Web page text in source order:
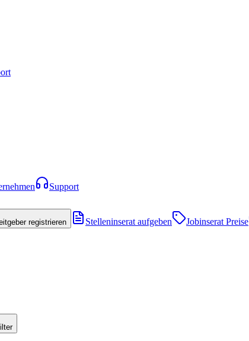
Support
registrieren Stelleninserat aufgeben Jobinserat Preise